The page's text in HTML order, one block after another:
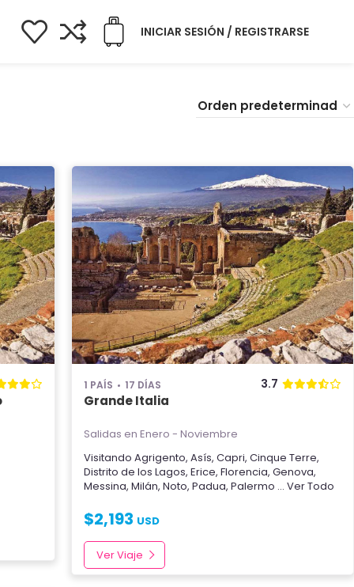
INICIAR SESIÓN / REGISTRARSE
1 PAÍS 17 DÍAS 3.7
Grande Italia
Salidas en Enero - Noviembre
Visitando Agrigento, Asís, Capri, Cinque Terre,
Distrito de los Lagos, Erice, Florencia, Genova,
Messina, Milán, Noto, Padua, Palermo ... Ver Todo
$2,193 USD
Ver Viaje